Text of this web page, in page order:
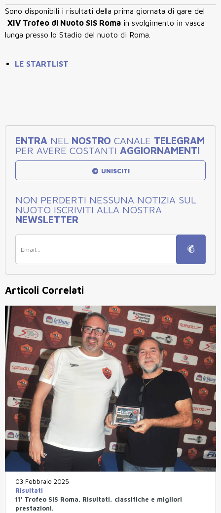
Sono disponibili i risultati della prima giornata di gare del
XIV Trofeo di Nuoto SIS Roma in svolgimento in vasca
lunga presso lo Stadio del nuoto di Roma.
LE STARTLIST
ENTRA NEL NOSTRO CANALE TELEGRAM
PER AVERE COSTANTI AGGIORNAMENTI
UNISCITI
NON PERDERTI NESSUNA NOTIZIA SUL
NUOTO ISCRIVITI ALLA NOSTRA
NEWSLETTER
Articoli Correlati
03 Febbraio 2025
Risultati
11° Trofeo SIS Roma. Risultati, classifiche e migliori
prestazioni.